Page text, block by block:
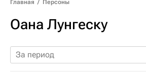
Главная / Персоны
Оана Лунгеску
За период